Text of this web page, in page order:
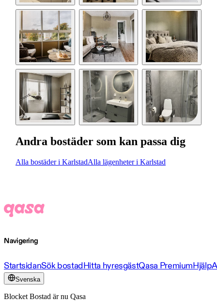
Andra bostäder som kan passa dig
Alla bostäder i KarlstadAlla lägenheter i Karlstad
Navigering
StartsidanSök bostadHitta hyresgästQasa PremiumHjälp
Svenska
Blocket Bostad är nu Qasa